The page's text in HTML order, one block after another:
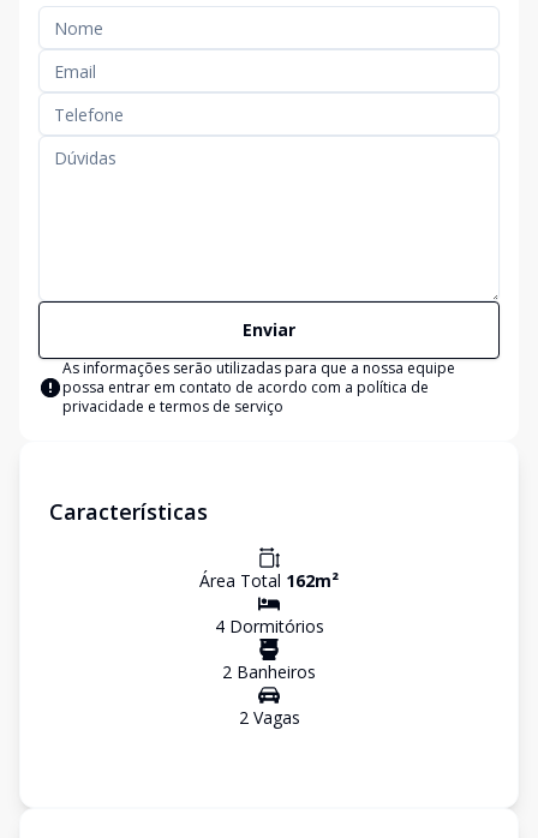
Enviar
As informações serão utilizadas para que a nossa equipe
possa entrar em contato de acordo com a política de
privacidade e termos de serviço
Características
Área Total 162m²
4Dormitórios
2 Banheiros
2Vagas